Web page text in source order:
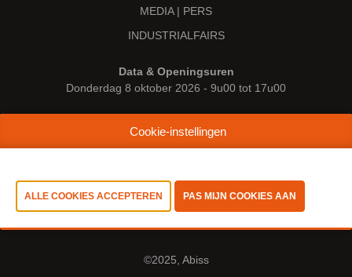
MEDIA | PERS
INDUSTRIALFAIRS
Data & Openingsuren
Donderdag 8 oktober 2026 - 9u00 tot 17u00
Kortrijk Xpo
©2025, Abiss
Cookie-instellingen